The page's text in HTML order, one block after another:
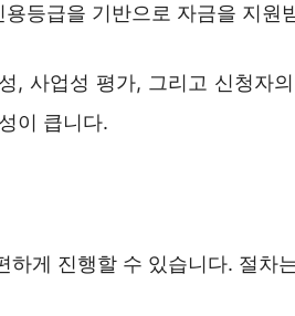
등급을 기반으로 자금을 지원
, 사업성 평가, 그리고 신청자
이 큽니다.
하게 진행할 수 있습니다. 절차